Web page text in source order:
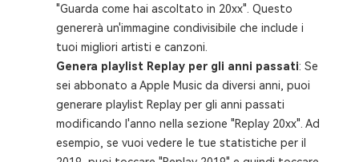
"Guarda come hai ascoltato in 20xx". Questo
genererà un'immagine condivisibile che include i
tuoi migliori artisti e canzoni.
Genera playlist Replay per gli anni passati: Se
sei abbonato a Apple Music da diversi anni, puoi
generare playlist Replay per gli anni passati
modificando l'anno nella sezione "Replay 20xx". Ad
esempio, se vuoi vedere le tue statistiche per il